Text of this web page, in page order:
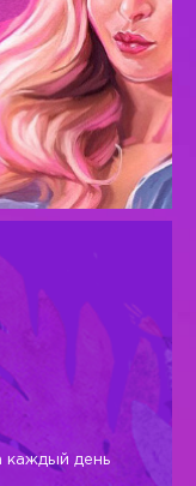
каждый день